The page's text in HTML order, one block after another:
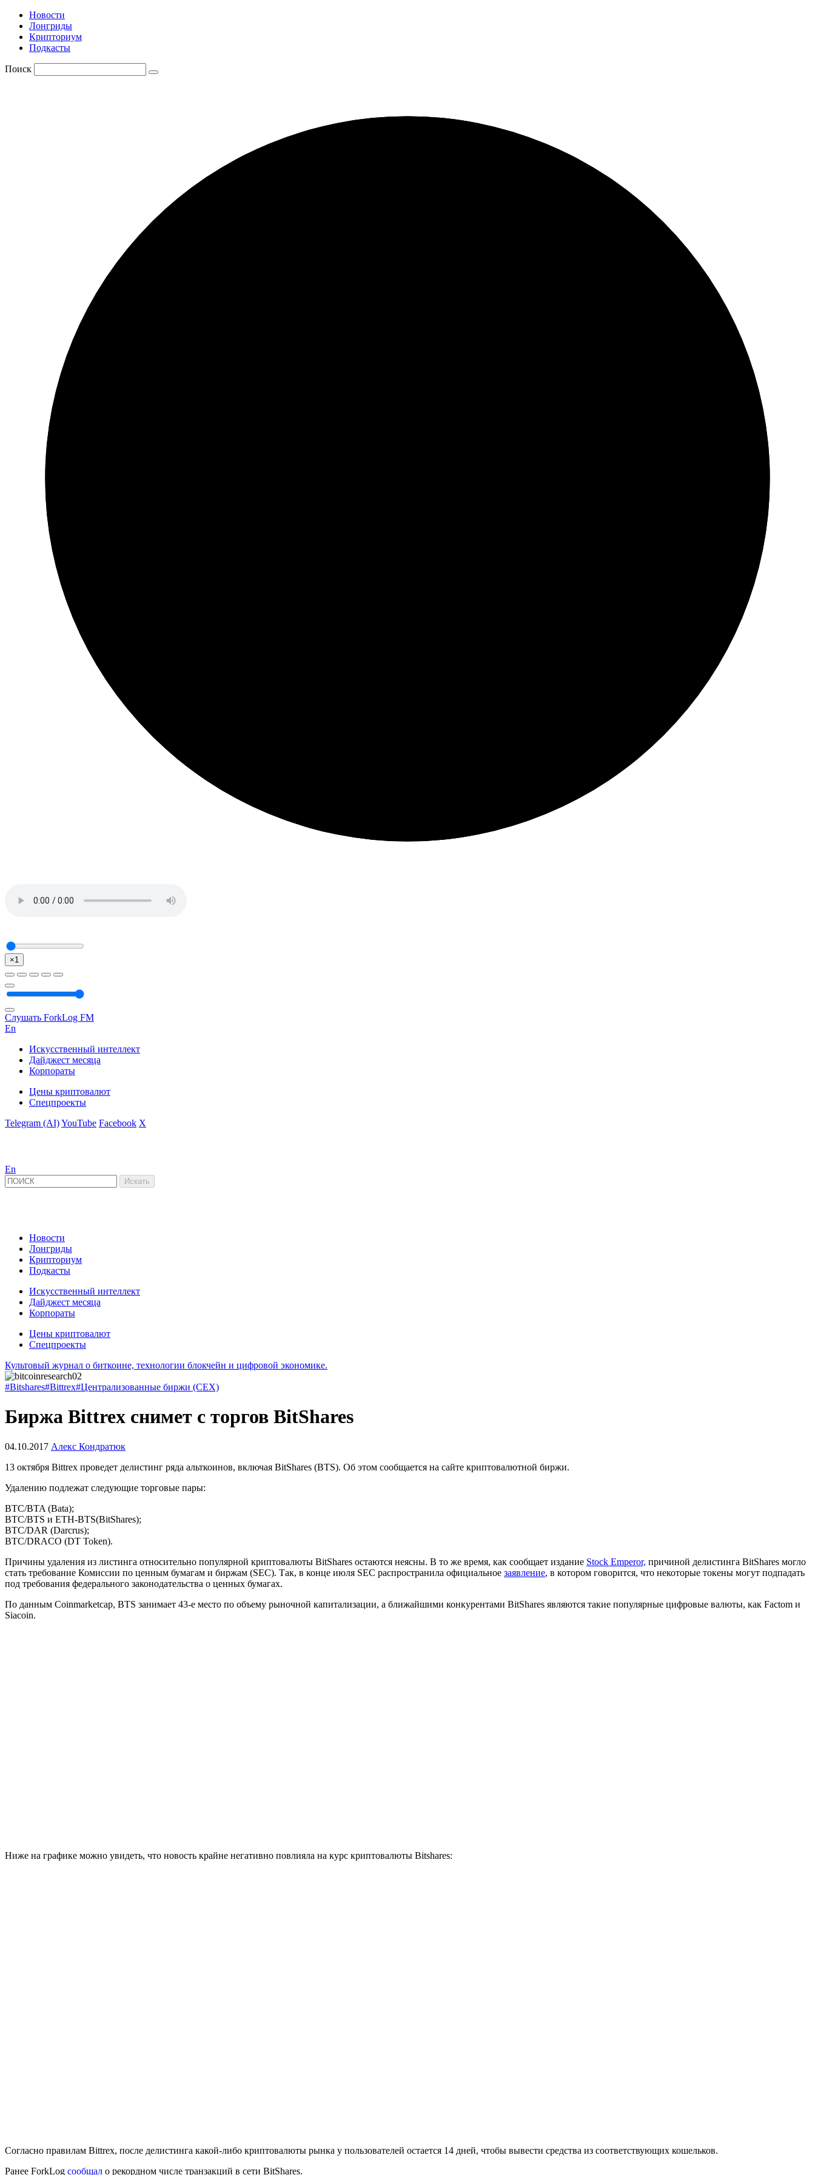
Новости
Лонгриды
Крипториум
Подкасты
Поиск
×1
Слушать ForkLog FM
En
Искусственный интеллект
Дайджест месяца
Корпораты
Цены криптовалют
Спецпроекты
Telegram (AI)YouTube Facebook X
En
Новости
Лонгриды
Крипториум
Подкасты
Искусственный интеллект
Дайджест месяца
Корпораты
Цены криптовалют
Спецпроекты
Культовый журнал о биткоине, технологии блокчейн и цифровой экономике.
#Bitshares#Bittrex#Централизованные биржи (CEX)
Биржа Bittrex снимет с торгов BitShares
04.10.2017 Алекс Кондратюк
13 октября Bittrex проведет делистинг ряда альткоинов, включая BitShares (BTS). Об этом сообщается на сайте криптовалютной биржи.
Удалению подлежат следующие торговые пары:
BTC/BTA (Bata);
BTC/BTS и ETH-BTS(BitShares);
BTC/DAR (Darcrus);
BTC/DRACO (DT Token).
Причины удаления из листинга относительно популярной криптовалюты BitShares остаются неясны. В то же время, как сообщает издание Stock Emperor, причиной делистинга BitShares могло
стать требование Комиссии по ценным бумагам и биржам (SEC). Так, в конце июля SEC распространила официальное заявление, в котором говорится, что некоторые токены могут подпадать
под требования федерального законодательства о ценных бумагах.
По данным Coinmarketcap, BTS занимает 43-е место по объему рыночной капитализации, а ближайшими конкурентами BitShares являются такие популярные цифровые валюты, как Factom и
Siacoin.
Ниже на графике можно увидеть, что новость крайне негативно повлияла на курс криптовалюты Bitshares:
Согласно правилам Bittrex, после делистинга какой-либо криптовалюты рынка у пользователей остается 14 дней, чтобы вывести средства из соответствующих кошельков.
Ранее ForkLog сообщал о рекордном числе транзакций в сети BitShares.